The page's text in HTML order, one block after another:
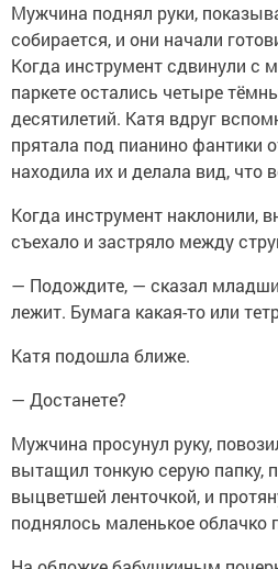
Мужчина поднял руки,
собирается, и они начали
Когда инструмент сдвинули с
паркете остались четыре
десятилетий. Катя вдруг
прятала под пианино фантики
находила их и делала вид, что
Когда инструмент наклонили,
съехало и застряло между
— Подождите, — сказал
лежит. Бумага какая-то или
Катя подошла ближе.
— Достанете?
Мужчина просунул руку,
вытащил тонкую серую папку,
выцветшей ленточкой, и
поднялось маленькое облачко